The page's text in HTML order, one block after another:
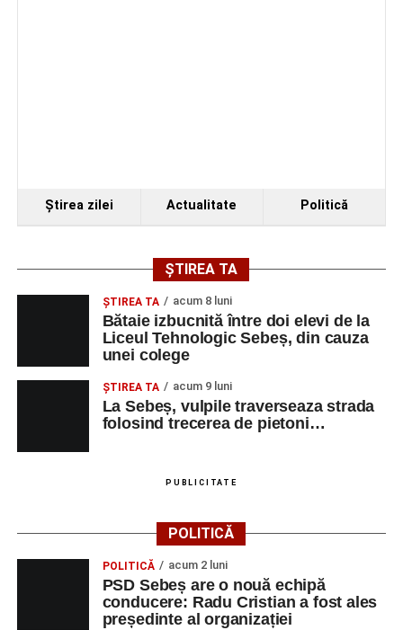
Ştirea zilei Actualitate Politică
ȘTIREA TA
ŞTIREA TA acum 8 luni
Bătaie izbucnită între doi elevi de la
Liceul Tehnologic Sebeș, din cauza
unei colege
ŞTIREA TA acum 9 luni
La Sebeș, vulpile traverseaza strada
folosind trecerea de pietoni…
PUBLICITATE
POLITICĂ
POLITICĂ acum 2 luni
PSD Sebeș are o nouă echipă
conducere: Radu Cristian a fost ales
președinte al organizației